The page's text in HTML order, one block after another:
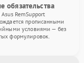
обязательства
Asus RemSupport
прописанными
условиями — без
формулировок.